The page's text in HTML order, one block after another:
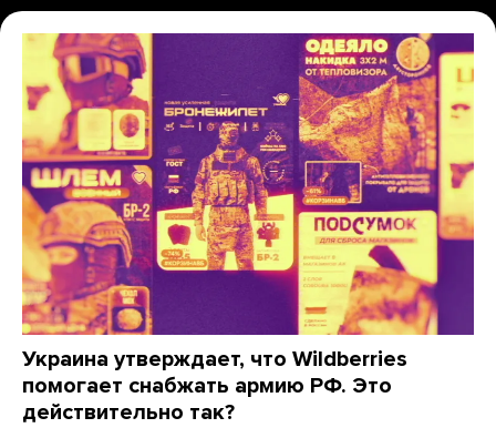
Украина утверждает, что Wildberries
помогает снабжать армию РФ. Это
действительно так?